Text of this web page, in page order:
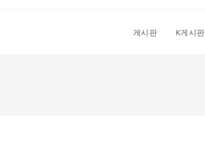
게시판 K게시판